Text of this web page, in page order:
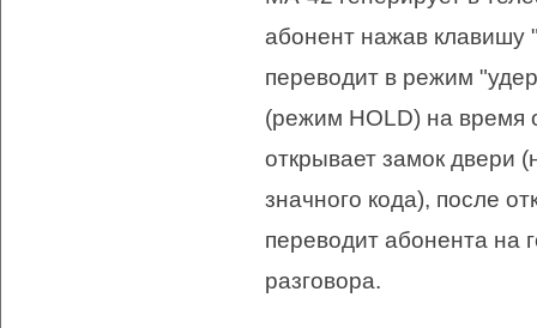
абонент нажав клавишу
переводит в режим
(режим HOLD) на время
открывает замок двери
значного кода), после
переводит абонента на
разговора.